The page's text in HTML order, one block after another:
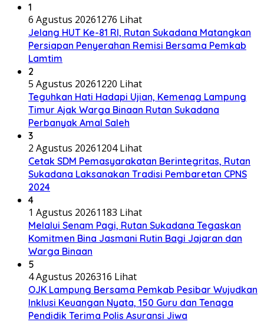
1
6 Agustus 20261276 Lihat
Jelang HUT Ke-81 RI, Rutan Sukadana Matangkan
Persiapan Penyerahan Remisi Bersama Pemkab
Lamtim
2
5 Agustus 20261220 Lihat
Teguhkan Hati Hadapi Ujian, Kemenag Lampung
Timur Ajak Warga Binaan Rutan Sukadana
Perbanyak Amal Saleh
3
2 Agustus 20261204 Lihat
Cetak SDM Pemasyarakatan Berintegritas, Rutan
Sukadana Laksanakan Tradisi Pembaretan CPNS
2024
4
1 Agustus 20261183 Lihat
Melalui Senam Pagi, Rutan Sukadana Tegaskan
Komitmen Bina Jasmani Rutin Bagi Jajaran dan
Warga Binaan
5
4 Agustus 2026316 Lihat
OJK Lampung Bersama Pemkab Pesibar Wujudkan
Inklusi Keuangan Nyata, 150 Guru dan Tenaga
Pendidik Terima Polis Asuransi Jiwa